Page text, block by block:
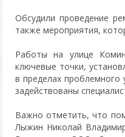
Обсудили проведение
также мероприятия,
Работы на улице
ключевые точки,
в пределах проблемного
задействованы
Важно отметить, что
Лыжин Николай